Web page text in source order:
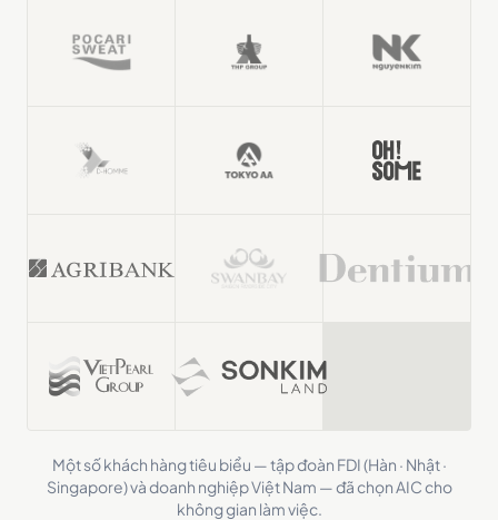
Một số khách hàng tiêu biểu — tập đoàn FDI (Hàn · Nhật ·
Singapore) và doanh nghiệp Việt Nam — đã chọn AIC cho
không gian làm việc.